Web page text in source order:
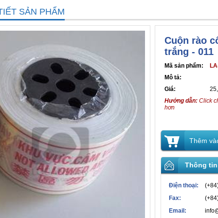
SẢN PHẨM
Cuộn rào
trắng - 011
Mã sản phẩm:
Mô tả:
Giá:
Hướng dẫn: Click
hơn
Thêm
Thông
Điện thoại:
Fax:
Email: